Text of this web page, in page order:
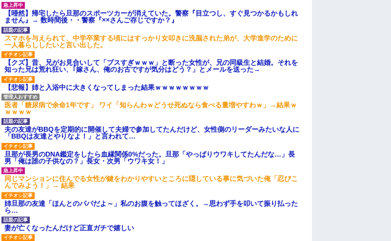
【唖然】帰宅したら旦那のスポーツカーが消えていた。警察『目立つし、すぐ見つかるかもしれ
ません』→ 数時間後・・警察『××さんご存じですか？』
スマホを与えられて、中学卒業する頃にはすっかり女叩きに洗脳された弟が、大学進学のために
一人暮らししたいと言い出した。
【クズ】昔、兄がお見合いして「ブスすぎｗｗｗ」と断った女性が、兄の同級生と結婚。それを
知った兄は荒れ狂い、｢嫁さん、俺のお古ですが気分はどう？」とメールを送った→
【悲報】姉と入浴中に大きくなってしまった結果ｗｗｗｗｗｗｗｗ
医者「糖尿病で余命1年です」 ワイ「知らんわｗどうせ死ぬなら食べる量増やすわｗ」→結果ｗ
ｗｗｗｗ
夫の友達がBBQを定期的に開催して夫婦で参加してたんだけど、女性側のリーダーみたいな人に
「BBQは友達とやりなよ！」と言われて…
旦那が長男のDNA鑑定をしたら血縁関係0%だった。旦那「やっぱりウワキしてたんだな…」長
男「俺は誰の子供なの？」長女・次男「ウワキ女！」
同じマンションに住んでる女性が鍵をわかりやすいところに隠している事に気づいた俺「忍びこ
んでみよう！」→ 結果
姉旦那の友達「ほんとのパパだよ～」私のお腹を触ってほざく。→思わず手を叩いて振り払った
ら…
妻が亡くなったんだけど正直ガチで嬉しい